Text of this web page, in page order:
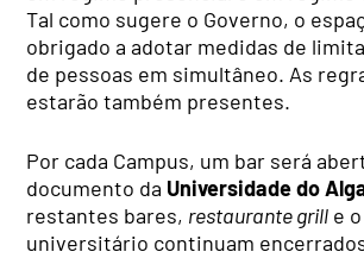
Tal como sugere o Governo, o
obrigado a adotar medidas de
de pessoas em simultâneo. As
estarão também presentes.
Por cada Campus, um bar será
documento da Universidade do
restantes bares, restaurante grill e
universitário continuam